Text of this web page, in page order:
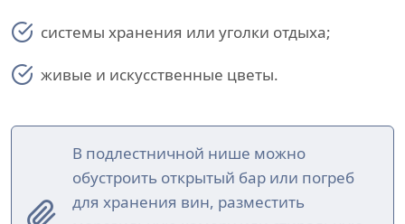
системы хранения или уголки отдыха;
живые и искусственные цветы.
В подлестничной нише можно
обустроить открытый бар или погреб
для хранения вин, разместить